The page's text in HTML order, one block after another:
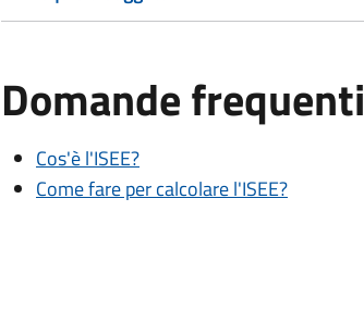
Domande frequenti
Cos'è l'ISEE?
Come fare per calcolare l'ISEE?